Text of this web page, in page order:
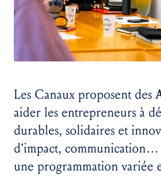
Les Canaux proposent des
aider les entrepreneurs à
durables, solidaires et
d’impact,
une programmation variée